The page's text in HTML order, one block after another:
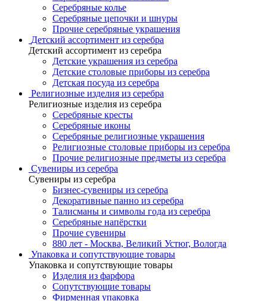
Серебряные колье
Серебряные цепочки и шнуры
Прочие серебряные украшения
Детский ассортимент из серебра
Детский ассортимент из серебра
Детские украшения из серебра
Детские столовые приборы из серебра
Детская посуда из серебра
Религиозные изделия из серебра
Религиозные изделия из серебра
Серебряные кресты
Серебряные иконы
Серебряные религиозные украшения
Религиозные столовые приборы из серебра
Прочие религиозные предметы из серебра
Сувениры из серебра
Сувениры из серебра
Бизнес-сувениры из серебра
Декоративные панно из серебра
Талисманы и символы года из серебра
Серебряные напёрстки
Прочие сувениры
880 лет - Москва, Великий Устюг, Вологда
Упаковка и сопутствующие товары
Упаковка и сопутствующие товары
Изделия из фарфора
Сопутствующие товары
Фирменная упаковка